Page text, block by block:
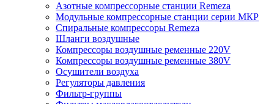
Азотные компрессорные станции Remeza
Модульные компрессорные станции серии МКР
Спиральные компрессоры Remeza
Шланги воздушные
Компрессоры воздушные ременные 220V
Компрессоры воздушные ременные 380V
Осушители воздуха
Регуляторы давления
Фильтр-группы